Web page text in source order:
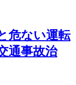
危ない運転
通事故治